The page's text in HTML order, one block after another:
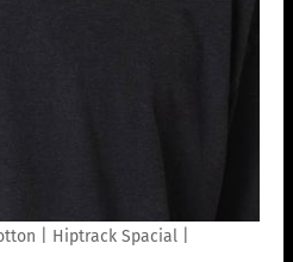
| Hiptrack Spacial |